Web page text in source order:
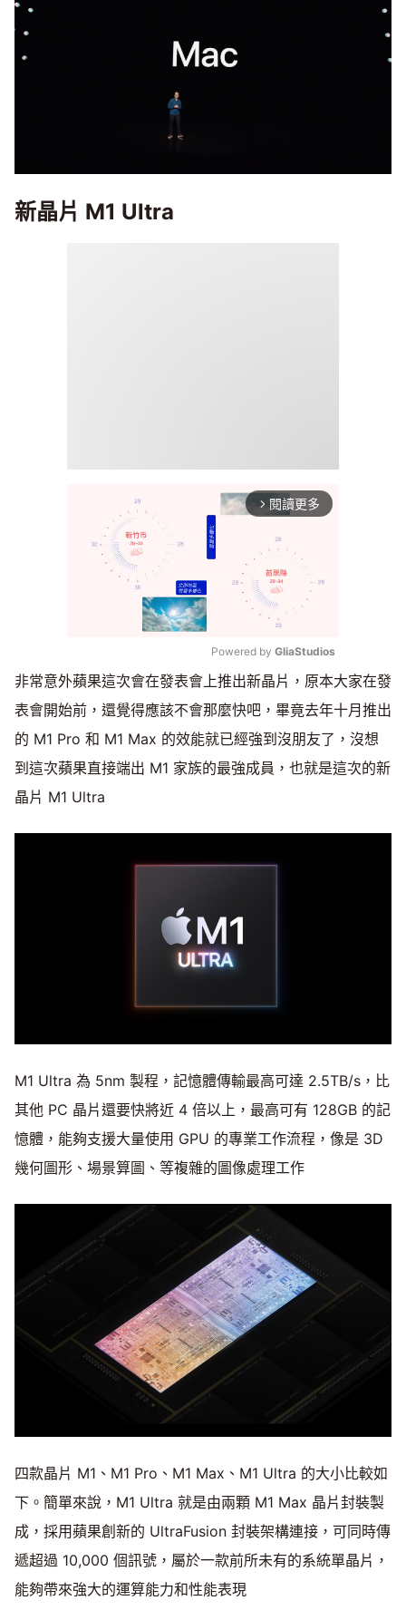
新晶片 M1 Ultra
arrow_forward_ios 閱讀更多
Mute
Powered by GliaStudios
非常意外蘋果這次會在發表會上推出新晶片，原本大家在發
表會開始前，還覺得應該不會那麼快吧，畢竟去年十月推出
的 M1 Pro 和 M1 Max 的效能就已經強到沒朋友了，沒想
到這次蘋果直接端出 M1 家族的最強成員，也就是這次的新
晶片 M1 Ultra
M1 Ultra 為 5nm 製程，記憶體傳輸最高可達 2.5TB/s，比
其他 PC 晶片還要快將近 4 倍以上，最高可有 128GB 的記
憶體，能夠支援大量使用 GPU 的專業工作流程，像是 3D
幾何圖形、場景算圖、等複雜的圖像處理工作
四款晶片 M1、M1 Pro、M1 Max、M1 Ultra 的大小比較如
下。簡單來說，M1 Ultra 就是由兩顆 M1 Max 晶片封裝製
成，採用蘋果創新的 UltraFusion 封裝架構連接，可同時傳
遞超過 10,000 個訊號，屬於一款前所未有的系統單晶片，
能夠帶來強大的運算能力和性能表現